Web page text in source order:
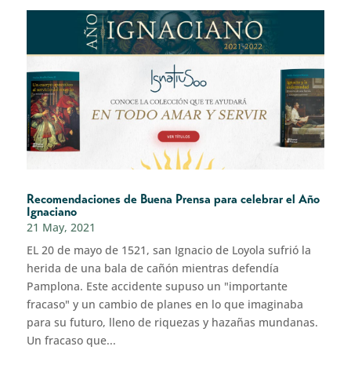
Recomendaciones de Buena Prensa para celebrar el Año
Ignaciano
21 May, 2021
EL 20 de mayo de 1521, san Ignacio de Loyola sufrió la
herida de una bala de cañón mientras defendía
Pamplona. Este accidente supuso un "importante
fracaso" y un cambio de planes en lo que imaginaba
para su futuro, lleno de riquezas y hazañas mundanas.
Un fracaso que...